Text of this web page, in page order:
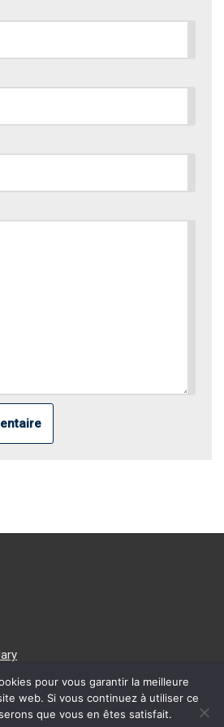
pour vous garantir la meilleure
web. Si vous continuez à utiliser ce
que vous en êtes satisfait.